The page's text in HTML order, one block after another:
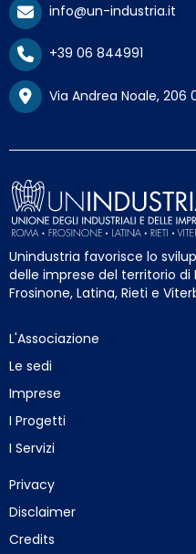
info@un-industria.it
+39 06 844991
Via Andrea Noale, 206
Unindustria favorisce lo
delle imprese del territorio di
Frosinone, Latina, Rieti e
L'Associazione
Le sedi
Imprese
I Progetti
I Servizi
Privacy
Disclaimer
Credits